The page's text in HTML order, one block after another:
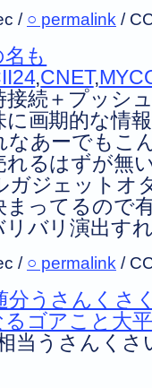
/ ○ permalink /
も
,CNET,
続＋プッシ
画期的な情
なあーでもこ
れるはずが無
ガジェットオ
ってるので
バリ演出す
/ ○ permalink /
分うさんくさ
ゴアこと大
当うさんく